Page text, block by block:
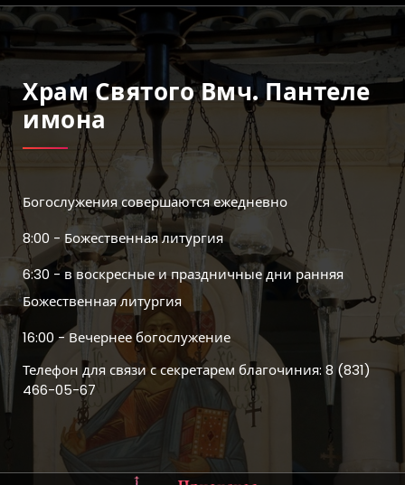
Храм Святого Вмч. Пантеле
Имона
Богослужения совершаются ежедневно
8:00 - Божественная литургия
6:30 - в воскресные и праздничные дни ранняя
Божественная литургия
16:00 - Вечернее богослужение
Телефон для связи с секретарем благочиния: 8 (831)
466-05-67